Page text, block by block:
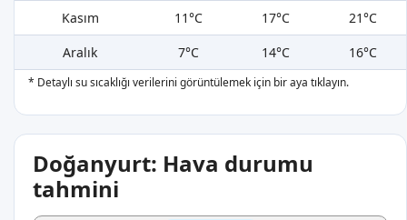
Kasım
11°C 17°C
21°C
Aralık
7°C 14°C 16°C
* Detaylı su sıcaklığı verilerini görüntülemek için bir aya tıklayın.
Doğanyurt: Hava durumu
tahmini